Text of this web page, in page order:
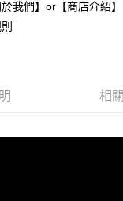
確認金額後，即可完成結
收到繳費通知簡訊。
天內，點擊此簡訊中的連
先享後付 」之結帳頁面
含以上)免運費
我們】or【商店介紹
相